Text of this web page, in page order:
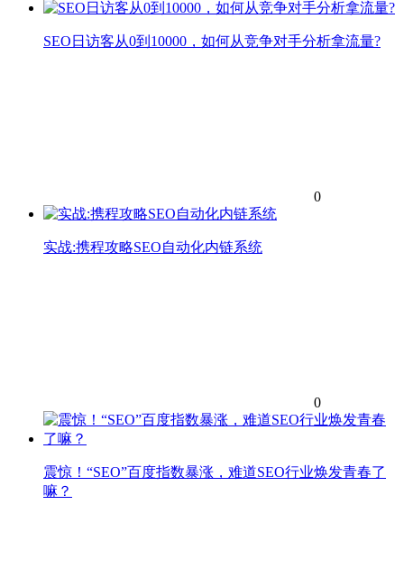
SEO日访客从0到10000，如何从竞争对手分析拿流量?
0
实战:携程攻略SEO自动化内链系统
0
震惊！“SEO”百度指数暴涨，难道SEO行业焕发青春了
嘛？